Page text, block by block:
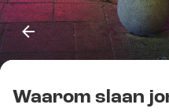
Waarom slaan